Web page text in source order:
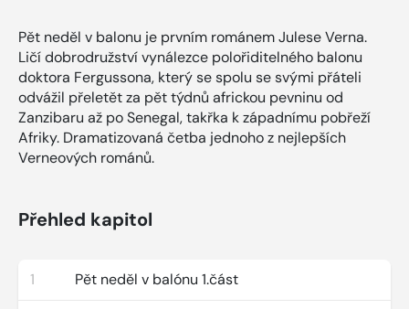
Pět neděl v balonu je prvním románem Julese Verna.
Ličí dobrodružství vynálezce polořiditelného balonu
doktora Fergussona, který se spolu se svými přáteli
odvážil přeletět za pět týdnů africkou pevninu od
Zanzibaru až po Senegal, takřka k západnímu pobřeží
Afriky. Dramatizovaná četba jednoho z nejlepších
Verneových románů.
Přehled kapitol
1 Pět neděl v balónu 1.část